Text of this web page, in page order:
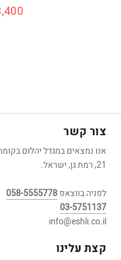
צור קשר
21, רמת גן, ישראל.
לפניה בווצאפ058-5555778
03-5751137
info@eshli.co.il
קצת עלינו